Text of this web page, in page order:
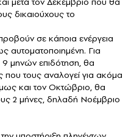
δικαιούχους το
σε κάποια ενέργεια
αυτοματοποιημένη. Για
μηνών επιδότηση, θα
τους αναλογεί για ακόμα
και τον Οκτώβριο, θα
2 μήνες, δηλαδή Νοέμβριο